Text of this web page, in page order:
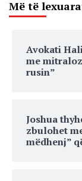
Më të
Avokati
me
rusin”
Joshua
zbulohet
mëdhenj”